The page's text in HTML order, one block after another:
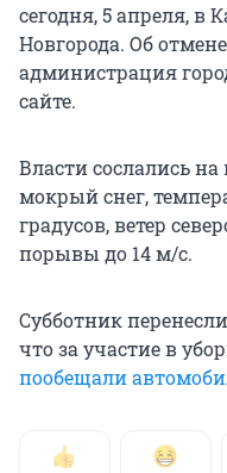
сегодня, 5 апреля,
Новгорода. Об
администрация
сайте.
Власти сослались
мокрый снег,
градусов, ветер
порывы до 14 м/с.
Субботник
что за участие в
пообещали